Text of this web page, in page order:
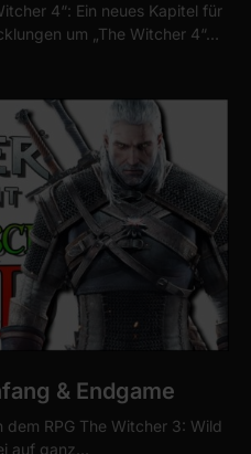
4“: Ein neues Kapitel für
um „The Witcher 4“…
& Endgame
RPG The Witcher 3: Wild
auf ganz…